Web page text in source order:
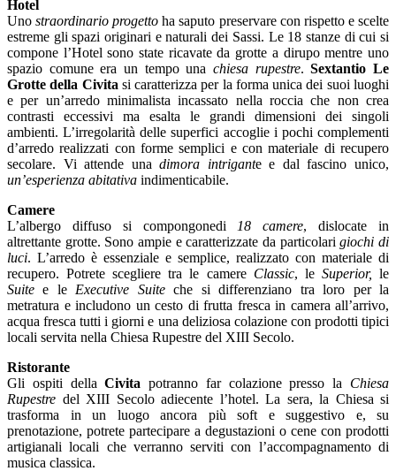
Hotel
Unostraordinario progetto ha saputo preservare con rispetto e scelte
estreme gli spazi originari e naturali dei Sassi. Le 18 stanze di cui si
compone l’Hotel sono state ricavate da grotte a dirupo mentre uno
spazio comune era un tempo una chiesa rupestre.Sextantio Le
Grotte della Civita si caratterizza per la forma unica dei suoi luoghi
e per un’arredo minimalista incassato nella roccia che non crea
contrasti eccessivi ma esalta le grandi dimensioni dei singoli
ambienti. L’irregolarità delle superfici accoglie i pochi complementi
d’arredo realizzati con forme semplici e con materiale di recupero
secolare. Vi attende unadimora intrigante e dal fascino unico,
un’esperienza abitativa indimenticabile.
Camere
L’albergo diffuso si compongonedi 18 camere, dislocate in
altrettante grotte. Sono ampie e caratterizzate da particolari giochi di
luci. L’arredo è essenziale e semplice, realizzato con materiale di
recupero. Potrete scegliere tra le camere Classic, le Superior,le
Suite e le Executive Suiteche si differenziano tra loro per la
metratura e includono un cesto di frutta fresca in camera all’arrivo,
acqua fresca tutti i giorni e una deliziosa colazione con prodotti tipici
locali servita nella Chiesa Rupestre del XIII Secolo.
Ristorante
Gli ospiti dellaCivita potranno far colazione presso la Chiesa
Rupestre del XIII Secolo adiecente l’hotel. La sera, la Chiesa si
trasforma in un luogo ancora più soft e suggestivo e, su
prenotazione, potrete partecipare a degustazioni o cene con prodotti
artigianali locali che verranno serviti con l’accompagnamento di
musica classica.